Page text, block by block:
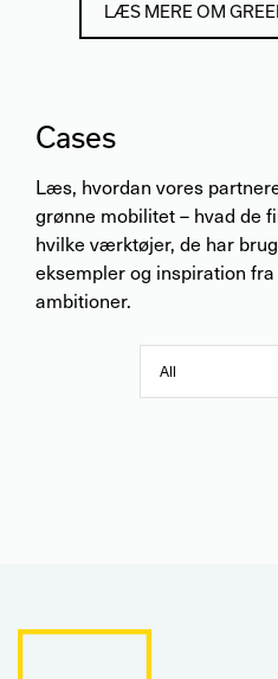
LÆS MERE OM
Cases
Læs, hvordan vores
grønne mobilitet – hvad de
hvilke værktøjer, de har
eksempler og inspiration
ambitioner.